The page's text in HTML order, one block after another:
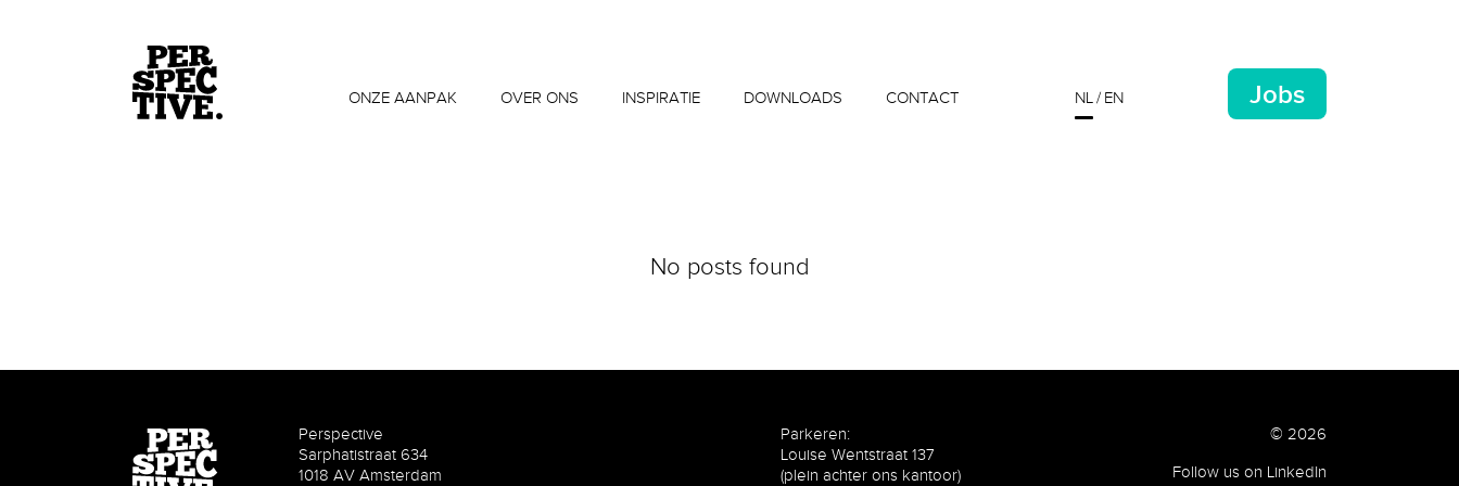
ONZE AANPAK OVER ONS INSPIRATIE DOWNLOADS CONTACT NL EN Jobs
No posts found
© 2026
Perspective
Sarphatistraat 634
1018 AV Amsterdam
Parkeren:
Louise Wentstraat 137
(plein achter ons kantoor)
Follow us on LinkedIn